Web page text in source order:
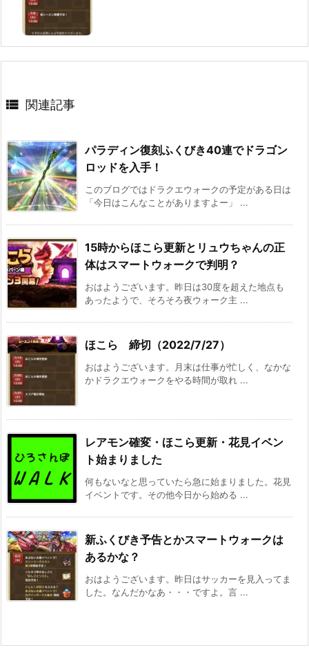
 関連記事
パラディン復刻ふくびき40連でドラゴン
ロッドを入手！
このブログではドラクエウォークの予定がある日は
「今日はこんなことがありますよー」 ...
15時からほこら更新とリュウちゃんの正
体はスマートウォークで判明？
おはようございます。昨日は30度を超えた地点も
あったようで、そろそろ夜ウォーク主 ...
ほこら 締切（2022/7/27）
おはようございます。月末は仕事が忙しく、なかな
かドラクエウォークをやる時間が取れ ...
レアモン確変・ほこら更新・花見イベン
ト始まりました
何もないなと思っていたら急に始まりました。花見
イベントです。その他今日から始める ...
新ふくびき予告とかスマートウォークは
あるかな？
おはようございます。昨日はサッカーを見入ってま
した。なんだかなあ・・・ですよ。言 ...